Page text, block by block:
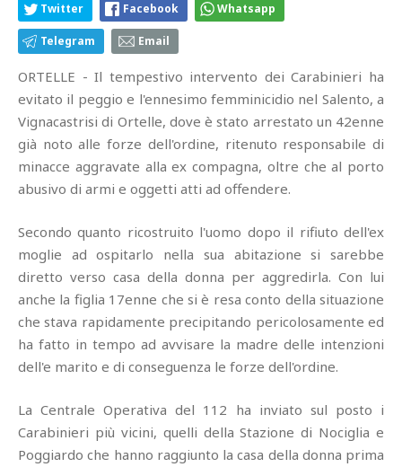
Twitter Facebook Whatsapp
Telegram Email
ORTELLE - Il tempestivo intervento dei Carabinieri ha
evitato il peggio e l'ennesimo femminicidio nel Salento, a
Vignacastrisi di Ortelle, dove è stato arrestato un 42enne
già noto alle forze dell'ordine, ritenuto responsabile di
minacce aggravate alla ex compagna, oltre che al porto
abusivo di armi e oggetti atti ad offendere.
Secondo quanto ricostruito l'uomo dopo il rifiuto dell'ex
moglie ad ospitarlo nella sua abitazione si sarebbe
diretto verso casa della donna per aggredirla. Con lui
anche la figlia 17enne che si è resa conto della situazione
che stava rapidamente precipitando pericolosamente ed
ha fatto in tempo ad avvisare la madre delle intenzioni
dell'e marito e di conseguenza le forze dell'ordine.
La Centrale Operativa del 112 ha inviato sul posto i
Carabinieri più vicini, quelli della Stazione di Nociglia e
Poggiardo che hanno raggiunto la casa della donna prima